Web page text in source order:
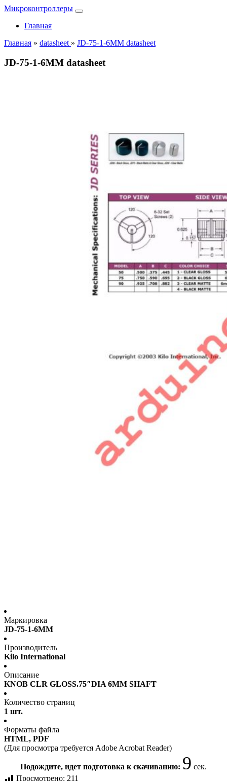
Микроконтроллеры
Главная
Главная » datasheet » JD-75-1-6MM datasheet
JD-75-1-6MM datasheet
Маркировка
JD-75-1-6MM
Производитель
Kilo International
Описание
KNOB CLR GLOSS.75″DIA 6MM SHAFT
Количество страниц
1 шт.
Форматы файла
HTML, PDF
(Для просмотра требуется Adobe Acrobat Reader)
Подождите, идет подготовка к скачиванию: 9 сек.
Просмотрено: 211